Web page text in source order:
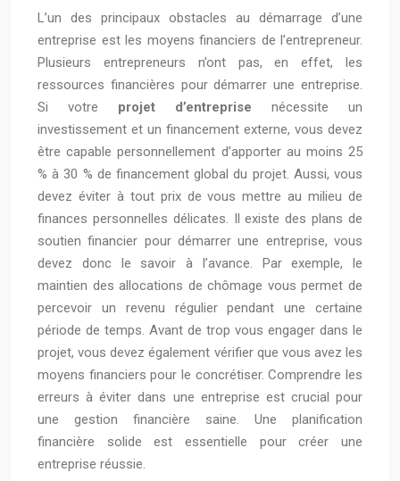
L’un des principaux obstacles au démarrage d’une
entreprise est les moyens financiers de l’entrepreneur.
Plusieurs entrepreneurs n’ont pas, en effet, les
ressources financières pour démarrer une entreprise.
Si votre projet d’entreprise nécessite un
investissement et un financement externe, vous devez
être capable personnellement d’apporter au moins 25
% à 30 % de financement global du projet. Aussi, vous
devez éviter à tout prix de vous mettre au milieu de
finances personnelles délicates. Il existe des plans de
soutien financier pour démarrer une entreprise, vous
devez donc le savoir à l’avance. Par exemple, le
maintien des allocations de chômage vous permet de
percevoir un revenu régulier pendant une certaine
période de temps. Avant de trop vous engager dans le
projet, vous devez également vérifier que vous avez les
moyens financiers pour le concrétiser. Comprendre les
erreurs à éviter dans une entreprise est crucial pour
une gestion financière saine. Une planification
financière solide est essentielle pour créer une
entreprise réussie.